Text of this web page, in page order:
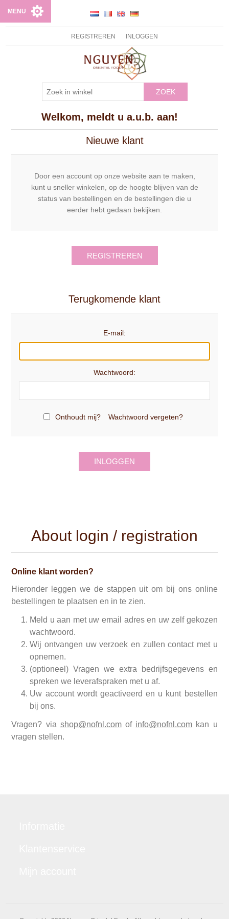
REGISTREREN INLOGGEN
ZOEK
MENU
Welkom, meldt u a.u.b. aan!
Nieuwe klant
Door een account op onze website aan te maken,
kunt u sneller winkelen, op de hoogte blijven van de
status van bestellingen en de bestellingen die u
eerder hebt gedaan bekijken.
REGISTREREN
Terugkomende klant
E-mail:
Wachtwoord:
Onthoudt mij? Wachtwoord vergeten?
INLOGGEN
About login / registration
Online klant worden?
Hieronder leggen we de stappen uit om bij ons online
bestellingen te plaatsen en in te zien.
Meld u aan met uw email adres en uw zelf gekozen
wachtwoord.
Wij ontvangen uw verzoek en zullen contact met u
opnemen.
(optioneel) Vragen we extra bedrijfsgegevens en
spreken we leverafspraken met u af.
Uw account wordt geactiveerd en u kunt bestellen
bij ons.
Vragen? via shop@nofnl.comof info@nofnl.com kan u
vragen stellen.